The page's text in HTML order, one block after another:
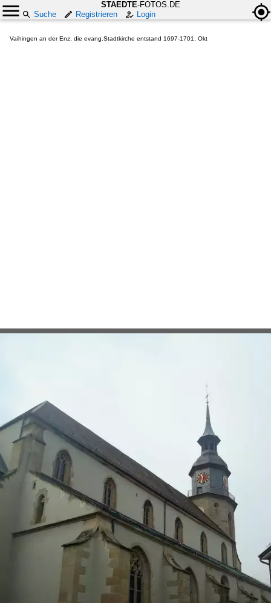
STAEDTE-FOTOS.DE
Suche
Registrieren Login
Vaihingen an der Enz, die evang.Stadtkirche entstand 1697-1701, Okt